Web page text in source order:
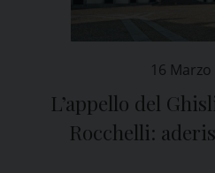
16 Marzo
L’appello del
Rocchelli: